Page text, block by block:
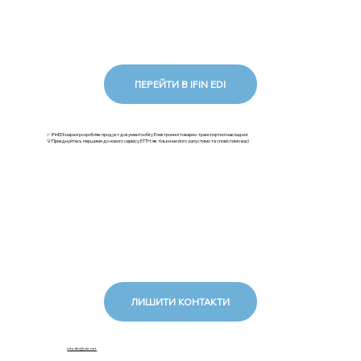
ПЕРЕЙТИ В IFIN EDI
✅ iFinEDI наразі розробляє продукт документообігу Електронної товарно-транспортної накладної.
💡Приєднуйтесь першими до нового сервісу ЕТТН: як тільки ми його запустимо та сповістимо вас!
ЛИШИТИ КОНТАКТИ
info.ifin@ukr.net